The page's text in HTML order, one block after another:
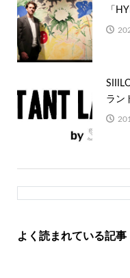
「
ラン
よく読まれている記事